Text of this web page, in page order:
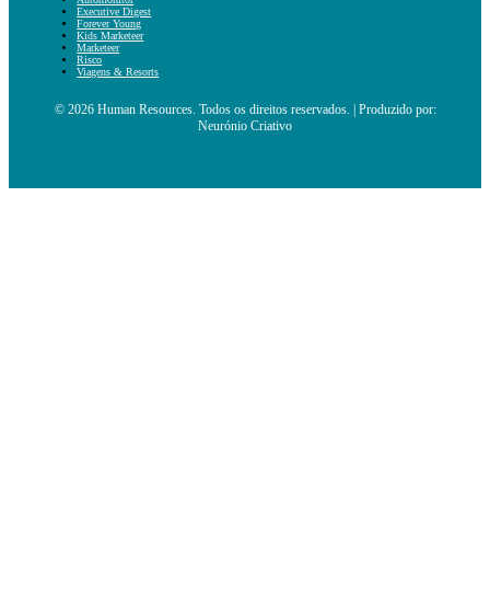
Executive Digest
Forever Young
Kids Marketeer
Marketeer
Risco
Viagens & Resorts
© 2026 Human Resources. Todos os direitos reservados. | Produzido por:
Neurónio Criativo